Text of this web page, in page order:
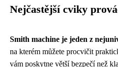
Nejčastější cviky
Smith machine je jeden z
na kterém můžete procvičit
vám poskytne větší bezpečí než